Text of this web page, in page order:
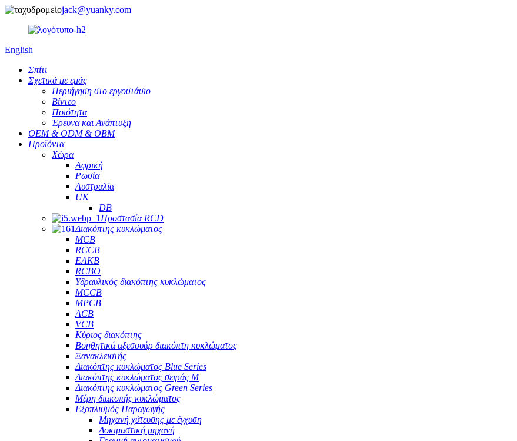
jack@yuanky.com
English
Σπίτι
Σχετικά με εμάς
Περιήγηση στο εργοστάσιο
Βίντεο
Ποιότητα
Έρευνα και Ανάπτυξη
OEM & ODM & OBM
Προϊόντα
Χώρα
Αφρική
Ρωσία
Αυστραλία
UK
DB
Προστασία RCD
Διακόπτης κυκλώματος
MCB
RCCB
ΕΛΚΒ
RCBO
Υδραυλικός διακόπτης κυκλώματος
MCCB
MPCB
ACB
VCB
Κύριος διακόπτης
Βοηθητικά αξεσουάρ διακόπτη κυκλώματος
Ξανακλειστής
Διακόπτης κυκλώματος Blue Series
Διακόπτης κυκλώματος σειράς M
Διακόπτης κυκλώματος Green Series
Μέρη διακοπής κυκλώματος
Εξοπλισμός Παραγωγής
Μηχανή χύτευσης με έγχυση
Δοκιμαστική μηχανή